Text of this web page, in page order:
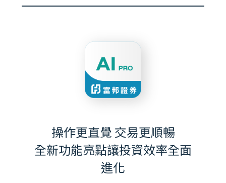
操作更直覺 交易更順暢
全新功能亮點讓投資效率全面
進化